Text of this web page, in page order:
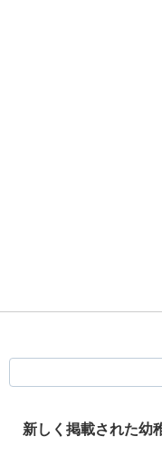
新しく掲載された幼